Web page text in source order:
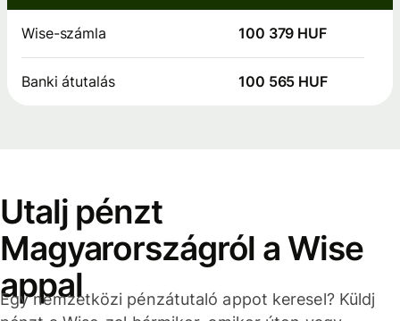
Wise-számla 100 379 HUF
Banki átutalás 100 565 HUF
Utalj pénzt
Magyarországról a Wise
appal
Egy nemzetközi pénzátutaló appot keresel? Küldj